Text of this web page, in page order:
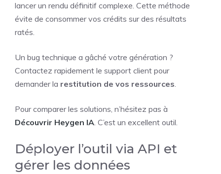
lancer un rendu définitif complexe. Cette méthode
évite de consommer vos crédits sur des résultats
ratés.
Un bug technique a gâché votre génération ?
Contactez rapidement le support client pour
demander la restitution de vos ressources.
Pour comparer les solutions, n’hésitez pas à
Découvrir Heygen IA. C’est un excellent outil.
Déployer l’outil via API et
gérer les données